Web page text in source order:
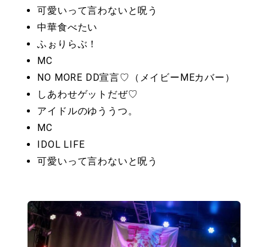
可愛いって言わないと呪う
中華食べたい
ふぉりらぶ！
MC
NO MORE DD宣言♡（メイビーMEカバー）
しあわせゲットだぜ♡
アイドルのゆううつ。
MC
IDOL LIFE
可愛いって言わないと呪う